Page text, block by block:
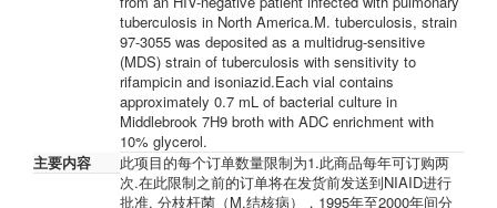
tuberculosis in North America.M. tuberculosis, strain
97-3055 was deposited as a multidrug-sensitive
(MDS) strain of tuberculosis with sensitivity to
rifampicin and isoniazid.Each vial contains
approximately 0.7 mL of bacterial culture in
Middlebrook 7H9 broth with ADC enrichment with
10% glycerol.
主要内容
此项目的每个订单数量限制为1.此商品每年可订购两
次.在此限制之前的订单将在发货前发送到NIAID进行
批准. 分枝杆菌（M.结核病），1995年至2000年间分